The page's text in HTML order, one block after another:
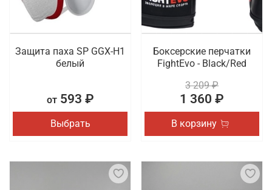
Защита паха SP GGX-H1
белый
от593 ₽
Выбрать
Боксерские перчатки
FightEvo - Black/Red
3 209 ₽
1 360 ₽
В корзину